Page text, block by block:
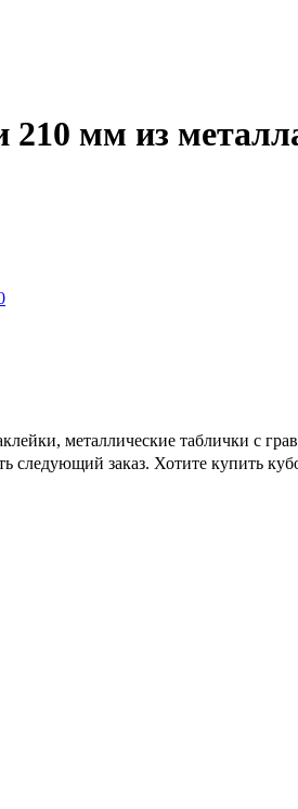
210 мм из
металлические таблички с
следующий заказ. Хотите купить